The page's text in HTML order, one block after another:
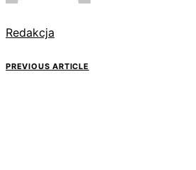
Redakcja
PREVIOUS ARTICLE